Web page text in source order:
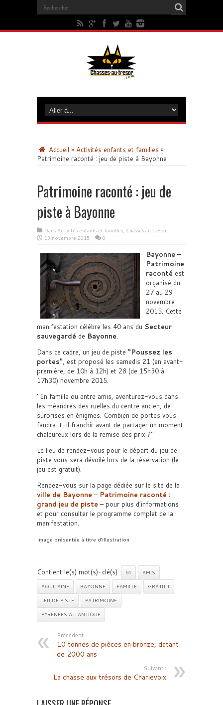
Accueil » Activités enfants et familles »
Patrimoine raconté : jeu de piste à Bayonne
Patrimoine raconté : jeu de
piste à Bayonne
Dans Activités enfants et familles, Chasses au trésor
13 novembre 2015
0
Bayonne –
Patrimoine
raconté est
organisé du
27 au 29
novembre
2015. Cette
manifestation célèbre les 40 ans du Secteur
sauvegardé de Bayonne.
Dans ce cadre, un jeu de piste
Poussez les
portes , est proposé les samedis 21 (en avant-
première, de 10h à 12h) et 28 (de 15h30 à
17h30) novembre 2015.
En famille ou entre amis, aventurez-vous dans
les méandres des ruelles du centre ancien, de
surprises en énigmes. Combien de portes vous
faudra-t-il franchir avant de partager un moment
chaleureux lors de la remise des prix ?
Le lieu de rendez-vous pour le départ du jeu de
piste vous sera dévoilé lors de la réservation (le
jeu est gratuit).
Rendez-vous sur la page dédiée sur le site de la
ville de Bayonne – Patrimoine raconté :
grand jeu de piste – pour plus d’informations
et pour consulter le programme complet de la
manifestation.
Image présentée à titre d’illustration
Contient le(s) mot(s)-clé(s) : 64
AMIS
AQUITAINE
BAYONNE FAMILLE
GRATUIT
JEU DE PISTE
PATRIMOINE
PYRÉNÉES ATLANTIQUE
Précédent :
10 tonnes de pièces en bronze, datant
de 2000 ans
Suivant :
La chasse aux trésors de Charlevoix